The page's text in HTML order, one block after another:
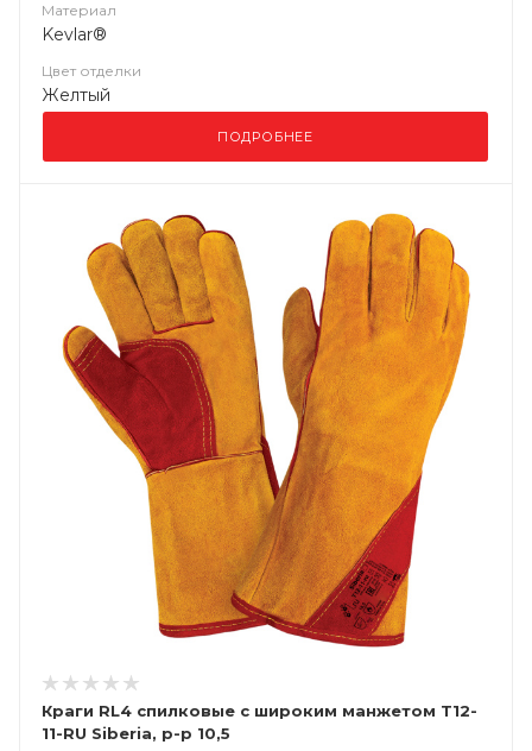
Материал
Kevlar®
Цвет отделки
Желтый
ПОДРОБНЕЕ
Краги RL4 спилковые с широким манжетом Т12-
11-RU Siberia, р-р 10,5